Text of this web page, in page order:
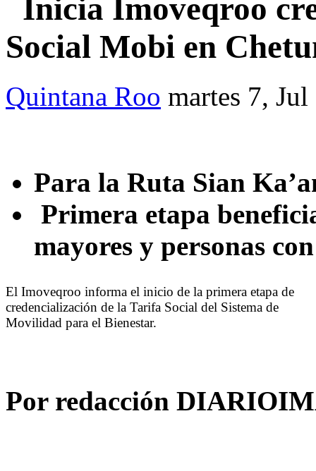
Inicia Imoveqroo
Social Mobi en
Quintana Roo martes 7,
Para la Ruta Sian
Primera etapa
mayores y personas
El Imoveqroo informa el inicio de la primera etapa de
credencialización de la Tarifa Social del Sistema de
Movilidad para el Bienestar.
Por redacción